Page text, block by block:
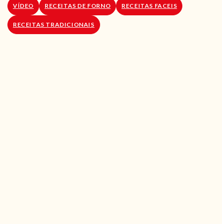
SOBRE NÓS
LOJA ONLINE
VÍDEO RECEITAS DE FORNO RECEITAS FACEIS
RECEITAS TRADICIONAIS